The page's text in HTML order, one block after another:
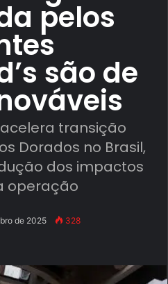
pelos
são de
transição
Dorados no Brasil,
dos impactos
operação
de 2025 328